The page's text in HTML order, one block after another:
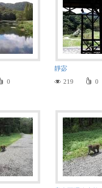
0
靜宓
219
0